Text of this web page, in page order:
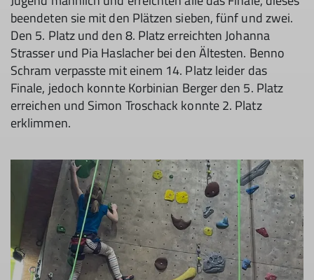
beendeten sie mit den Plätzen sieben, fünf und zwei.
Den 5. Platz und den 8. Platz erreichten Johanna
Strasser und Pia Haslacher bei den Ältesten. Benno
Schram verpasste mit einem 14. Platz leider das
Finale, jedoch konnte Korbinian Berger den 5. Platz
erreichen und Simon Troschack konnte 2. Platz
erklimmen.